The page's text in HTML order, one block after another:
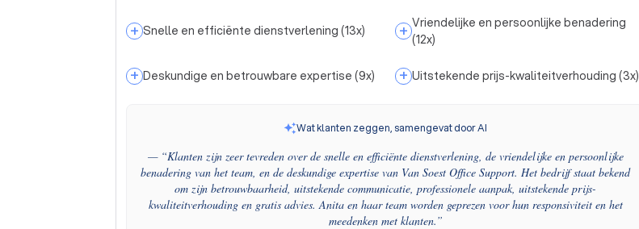
+ Snelle en efficiënte dienstverlening (13x) + Vriendelijke en persoonlijke benadering
(12x)
+ Deskundige en betrouwbare expertise (9x) + Uitstekende prijs-kwaliteitverhouding (3x)
Wat klanten zeggen, samengevat door AI
— “Klanten zijn zeer tevreden over de snelle en efficiënte dienstverlening, de vriendelijke en persoonlijke
benadering van het team, en de deskundige expertise van Van Soest Office Support. Het bedrijf staat bekend
om zijn betrouwbaarheid, uitstekende communicatie, professionele aanpak, uitstekende prijs-
kwaliteitverhouding en gratis advies. Anita en haar team worden geprezen voor hun responsiviteit en het
meedenken met klanten.”